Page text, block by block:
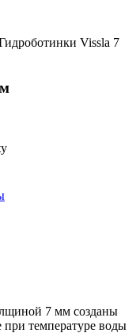
Vissla 7
7 мм созданы
при температуре воды